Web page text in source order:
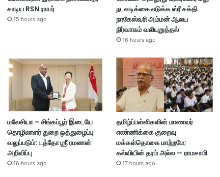
சாடிய RSN ராயர்
15 hours ago
நடவடிக்கை எடுக்க ஸ்ரீ சக்தி
நாகேஸ்வரி அம்மன் ஆலய
நிர்வாகம் வலியுறுத்தல்
16 hours ago
மலேசியா – சிங்கப்பூர் இடையே
தொழிலாளர் துறை ஒத்துழைப்பு
வலுப்படும்: டத்தோ ஶ்ரீ ரமணன்
அறிவிப்பு
16 hours ago
தமிழ்ப்பள்ளிகளின் மாணவர்
எண்ணிக்கை குறைவு
மக்கள்தொகை மாற்றமே;
கல்வியின் தரம் அல்ல — ராமசாமி
17 hours ago